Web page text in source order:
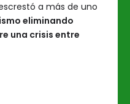
a más de uno
eliminando
una crisis entre